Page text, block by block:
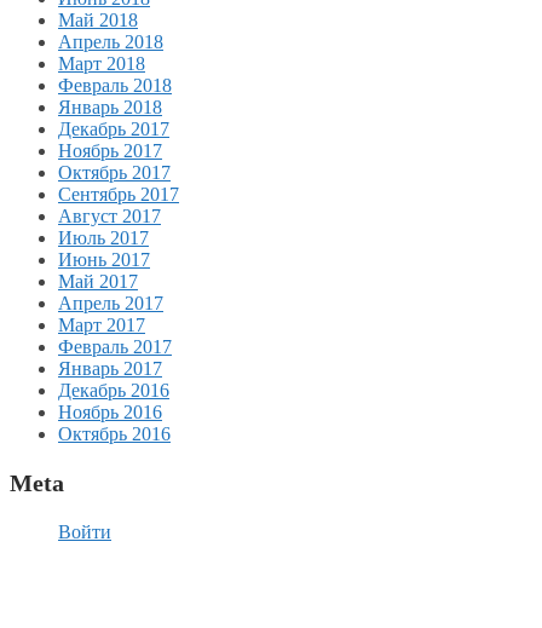
Май 2018
Апрель 2018
Март 2018
Февраль 2018
Январь 2018
Декабрь 2017
Ноябрь 2017
Октябрь 2017
Сентябрь 2017
Август 2017
Июль 2017
Июнь 2017
Май 2017
Апрель 2017
Март 2017
Февраль 2017
Январь 2017
Декабрь 2016
Ноябрь 2016
Октябрь 2016
Meta
Войти